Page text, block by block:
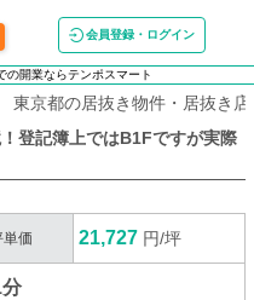
会員登録・ログイン
の開業ならテンポスマート
東京都の居抜き物件・居抜き
登記簿上ではB1Fですが実際
単価 21,727 円/坪